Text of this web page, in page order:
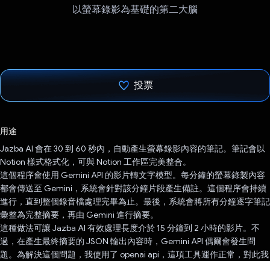
以螢幕錄影為基礎的第二大腦
投票
用途
Jazba AI 會在 30 到 60 秒內，自動產生螢幕錄影內容的筆記。筆記會以
Notion 樣式格式化，可與 Notion 工作區完美整合。
這個程序會使用 Gemini API 的影片轉文字模型。每分鐘的螢幕錄製內容
都會傳送至 Gemini，系統會針對該分鐘片段產生備註。這個程序會持續
進行，直到整個錄音檔處理完畢為止。最後，系統會將所有分鐘逐字筆記
彙整為完整摘要，再由 Gemini 進行摘要。
這種做法可讓 Jazba AI 有效處理長度介於 15 分鐘到 2 小時的影片。不
過，在產生最終摘要的 JSON 輸出內容時，Gemini API 偶爾會發生問
題。為解決這個問題，我使用了 openai api，這項工具運作正常，對此我